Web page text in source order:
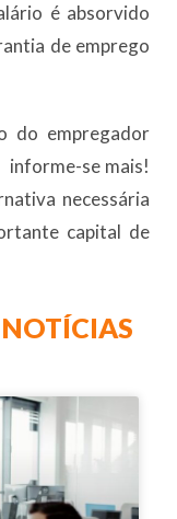
é absorvido
de emprego
do empregador
informe-se mais!
necessária
capital de